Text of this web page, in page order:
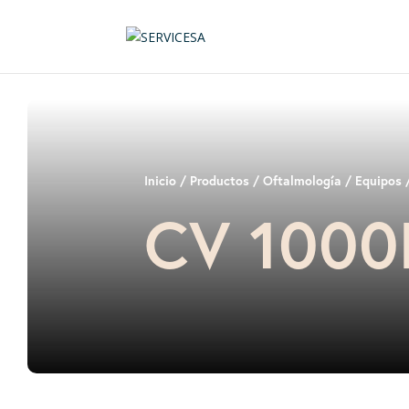
Inicio / Productos /Oftalmología / Equipos
CV